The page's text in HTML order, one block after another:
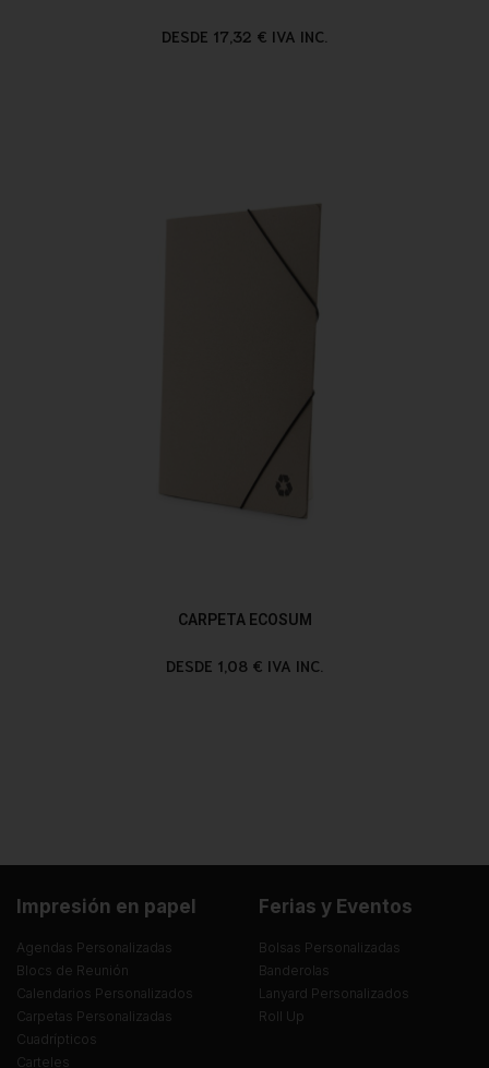
DESDE 17,32 € IVA INC.
CARPETA ECOSUM
DESDE 1,08 € IVA INC.
Impresión en papel
Agendas Personalizadas
Blocs de Reunión
Calendarios Personalizados
Carpetas Personalizadas
Cuadrípticos
Carteles
Ferias y Eventos
Bolsas Personalizadas
Banderolas
Lanyard Personalizados
Roll Up